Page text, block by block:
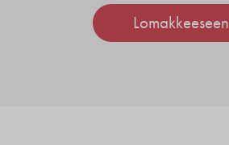
Lomakkeeseen